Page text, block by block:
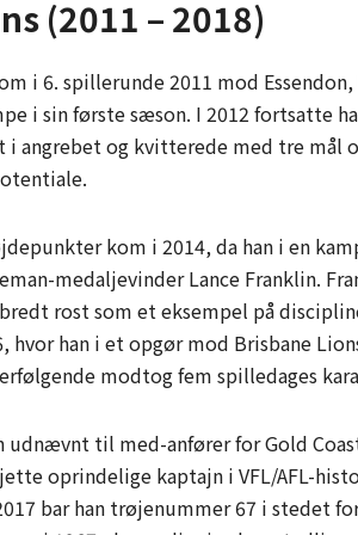
(2011 – 2018)
i 6. spillerunde 2011 mod
i sin første sæson. I 2012 fortsatte
angrebet og kvitterede med tre mål
kom i 2014, da han i en
medalje­vinder Lance Franklin.
rost som et eksempel på
han i et opgør mod Brisbane
modtog fem spilledages
udnævnt til med-anfører for Gold
oprindelige kaptajn i VFL/AFL-
bar han trøjenummer 67 i stedet